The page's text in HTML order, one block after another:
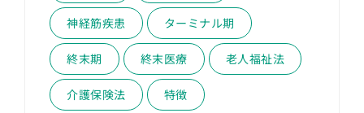
神経筋疾患 ターミナル期
終末期 終末医療 老人福祉法
介護保険法 特徴